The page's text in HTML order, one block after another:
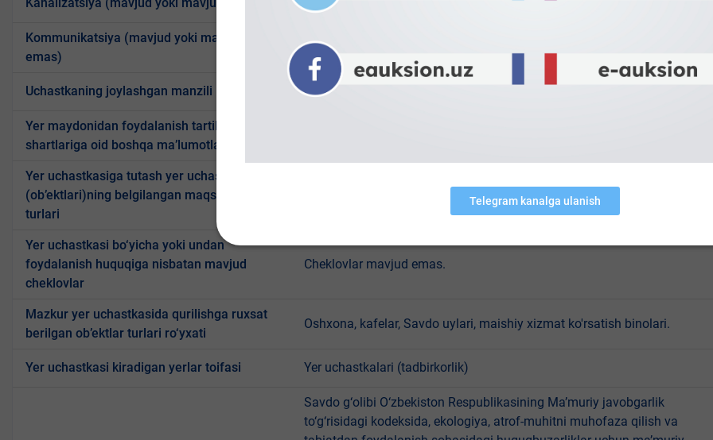
Kommunikatsiya (mavjud yoki mavjud
emas)
Mavjud emas
Uchastkaning joylashgan manzili Doʻstlik MFY
Yer maydonidan foydalanish tartibi va
shartlariga oid boshqa ma’lumotlar
Yer uchastkasiga tutash yer uchastkalari
(ob’ektlari)ning belgilangan maqsadi va
turlari
Yer uchastkasi bo‘yicha yoki undan
foydalanish huquqiga nisbatan mavjud
cheklovlar
Cheklovlar mavjud emas.
Mazkur yer uchastkasida qurilishga ruxsat
berilgan ob’ektlar turlari ro‘yxati
Oshxona, kafelar, Savdo uylari, maishiy xizmat ko'rsatish binolari.
Yer uchastkasi kiradigan yerlar toifasi Yer uchastkalari (tadbirkorlik)
Savdo g‘olibi O‘zbekiston Respublikasining Ma’muriy javobgarlik
to‘g‘risidagi kodeksida, ekologiya, atrof-muhitni muhofaza qilish va